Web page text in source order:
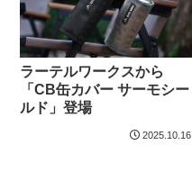
ラーテルワークスから
「CB缶カバー サーモシー
ルド」登場
2025.10.16